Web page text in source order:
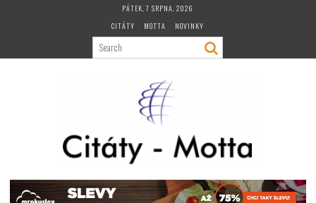
PÁTEK, 7 SRPNA, 2026
CITÁTY
MOTTA NOVINKY